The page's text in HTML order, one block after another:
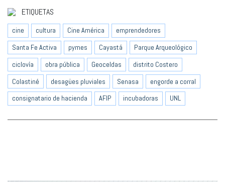
ETIQUETAS
cine cultura Cine América
emprendedores
Santa Fe Activa
pymes Cayastá
Parque Arqueológico
ciclovía
obra pública Geoceldas
distrito Costero
Colastiné
desagües pluviales Senasa
engorde a corral
consignatario de hacienda
AFIP incubadoras UNL